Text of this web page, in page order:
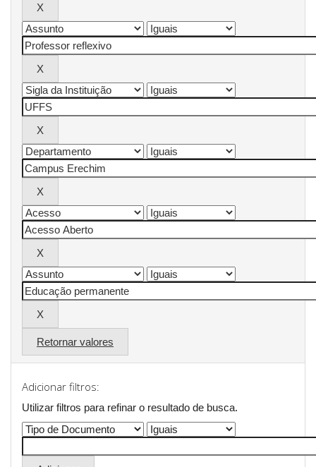
Retornar valores
Adicionar filtros:
Utilizar filtros para refinar o resultado de busca.